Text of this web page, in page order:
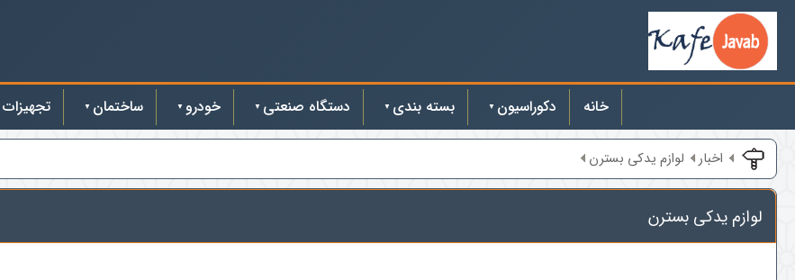
خانه دکوراسیون بسته بندی دستگاه صنعتی خودرو ساختمان تجهیزات
اخبار لوازم یدکی بسترن
لوازم یدکی بسترن